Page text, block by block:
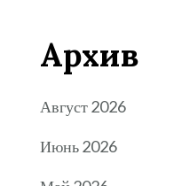
Архив
Август 2026
Июнь 2026